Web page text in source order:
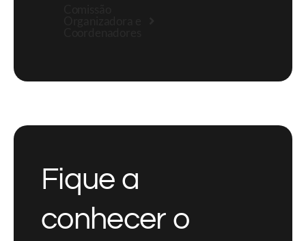
Fique a
conhecer o